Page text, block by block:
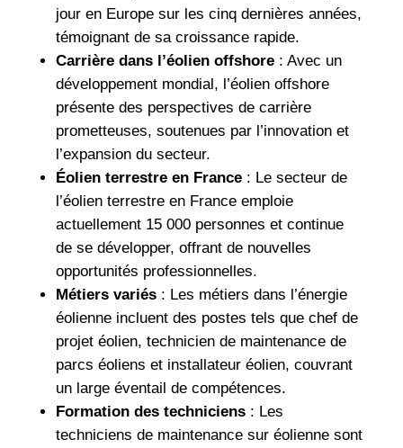
jour en Europe sur les cinq dernières années,
témoignant de sa croissance rapide.
Carrière dans l’éolien offshore: Avec un
développement mondial, l’éolien offshore
présente des perspectives de carrière
prometteuses, soutenues par l’innovation et
l’expansion du secteur.
Éolien terrestre en France: Le secteur de
l’éolien terrestre en France emploie
actuellement 15 000 personnes et continue
de se développer, offrant de nouvelles
opportunités professionnelles.
Métiers variés: Les métiers dans l’énergie
éolienne incluent des postes tels que chef de
projet éolien, technicien de maintenance de
parcs éoliens et installateur éolien, couvrant
un large éventail de compétences.
Formation des techniciens: Les
techniciens de maintenance sur éolienne sont